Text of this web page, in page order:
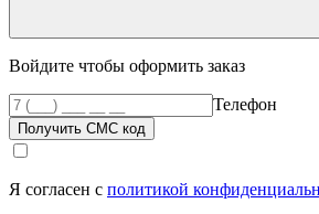
Войдите чтобы оформить заказ
Телефон
Получить СМС код
Я согласен с политикой